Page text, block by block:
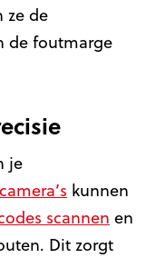
ze de
de foutmarge
je
kunnen
scannen en
Dit zorgt